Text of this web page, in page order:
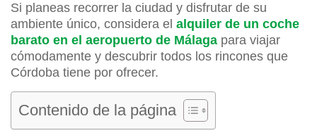
Si planeas recorrer la ciudad y disfrutar de su
ambiente único, considera el alquiler de un coche
barato en el aeropuerto de Málaga para viajar
cómodamente y descubrir todos los rincones que
Córdoba tiene por ofrecer.
Contenido de la página